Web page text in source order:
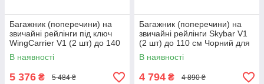
Багажник (поперечини) на
звичайні рейлінги під ключ
WingCarrier V1 (2 шт) до 140
см, чорний для Lexus RX
2009-2015 рр
В наявності
5 376 ₴ 5 484 ₴
Багажник (поперечини) на
звичайні рейлінги Skybar V1
(2 шт) до 110 см Чорний для
Lexus RX 2009-2015 рр
В наявності
4 794 ₴ 4 890 ₴